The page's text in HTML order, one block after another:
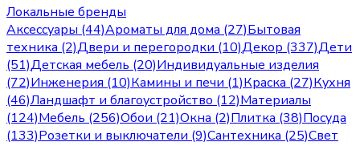
Локальные бренды
Аксессуары (44)Ароматы для дома (27)Бытовая
техника (2)Двери и перегородки (10)Декор (337)Дети
(51)Детская мебель (20)Индивидуальные изделия
(72)Инженерия (10)Камины и печи (1)Краска (27)Кухня
(46)Ландшафт и благоустройство (12)Материалы
(124)Мебель (256)Обои (21)Окна (2)Плитка (38)Посуда
(133)Розетки и выключатели (9)Сантехника (25)Свет